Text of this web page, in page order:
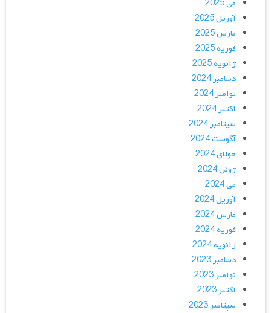
می 2025
آوریل 2025
مارس 2025
فوریه 2025
ژانویه 2025
دسامبر 2024
نوامبر 2024
اکتبر 2024
سپتامبر 2024
آگوست 2024
جولای 2024
ژوئن 2024
می 2024
آوریل 2024
مارس 2024
فوریه 2024
ژانویه 2024
دسامبر 2023
نوامبر 2023
اکتبر 2023
سپتامبر 2023